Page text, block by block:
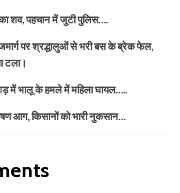
का शव, पहचान में जुटी पुलिस….
पर श्रद्धालुओं से भरी बस के ब्रेक फेल,
टला।
में भालू के हमले में महिला घायल…..
आग, किसानों को भारी नुकसान…